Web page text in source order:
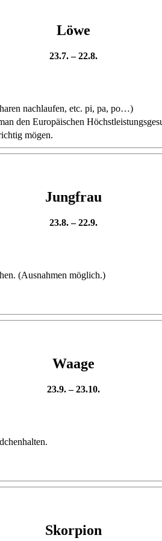
Löwe
23.7. – 22.8.
nachlaufen, etc. pi, pa, po…)
den Europäischen
mögen.
Jungfrau
23.8. – 22.9.
(Ausnahmen möglich.)
Waage
23.9. – 23.10.
Skorpion